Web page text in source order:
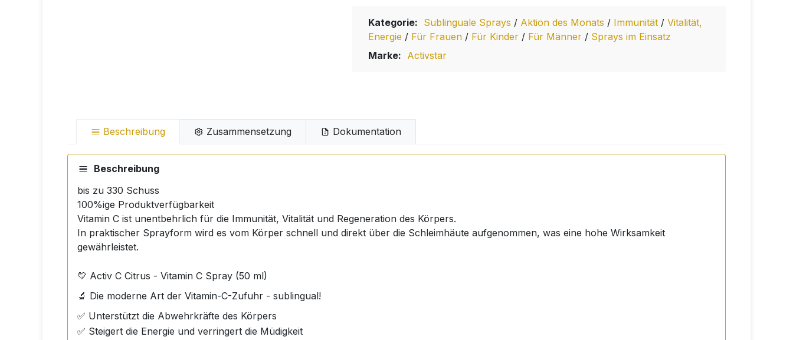
Kategorie: Sublinguale Sprays / Aktion des Monats / Immunität / Vitalität,
Energie / Für Frauen / Für Kinder / Für Männer / Sprays im Einsatz
Marke: Activstar
Beschreibung Zusammensetzung Dokumentation
Beschreibung
bis zu 330 Schuss
100%ige Produktverfügbarkeit
Vitamin C ist unentbehrlich für die Immunität, Vitalität und Regeneration des Körpers.
In praktischer Sprayform wird es vom Körper schnell und direkt über die Schleimhäute aufgenommen, was eine hohe Wirksamkeit
gewährleistet.
💛 Activ C Citrus - Vitamin C Spray (50 ml)
🔬 Die moderne Art der Vitamin-C-Zufuhr - sublingual!
✅ Unterstützt die Abwehrkräfte des Körpers
✅ Steigert die Energie und verringert die Müdigkeit